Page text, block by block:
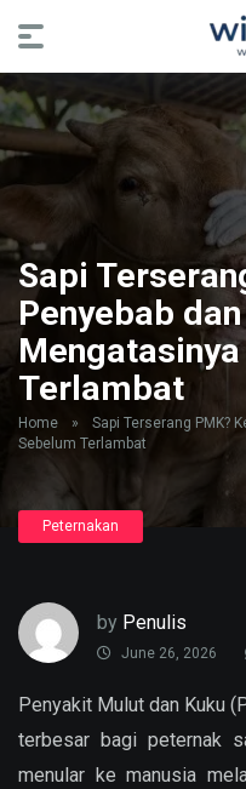
Sapi
Penyebab
Terlambat
Home »
Sapi Terserang PMK?
Sebelum Terlambat
Peternakan
by Penulis
June 26, 2026
Penyakit Mulut dan Kuku
terbesar bagi peternak
menular ke manusia